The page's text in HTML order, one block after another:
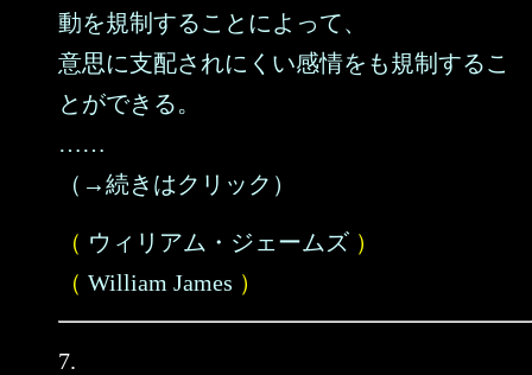
動を規制することによって、
意思に支配されにくい感情をも規制するこ
とができる。
……
（→続きはクリック）
（ ウィリアム・ジェームズ ）
（ William James ）
7.